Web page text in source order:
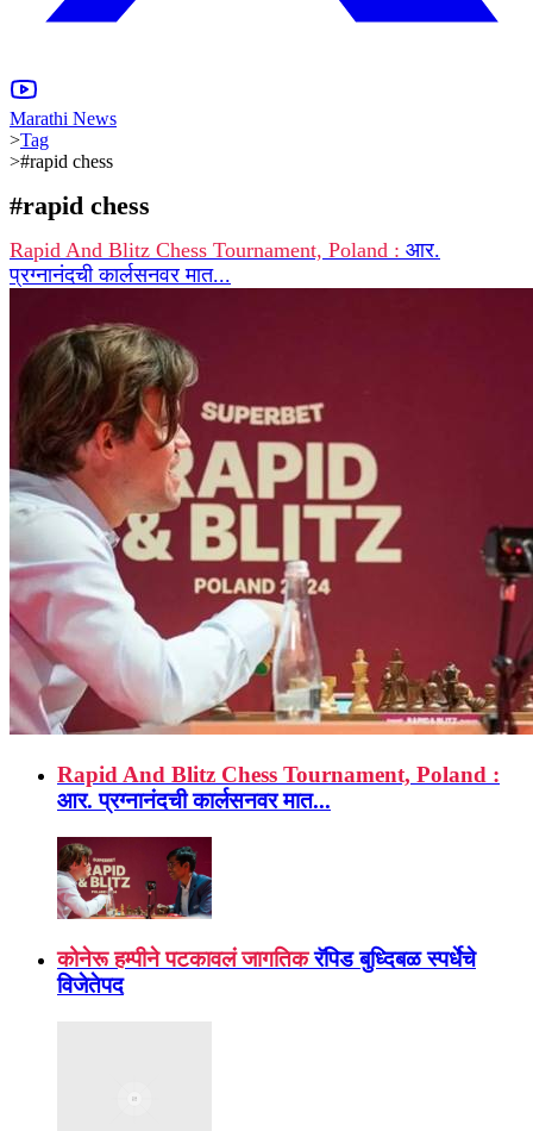
Marathi News
>Tag
>#rapid chess
#rapid chess
Rapid And Blitz Chess Tournament, Poland : आर.
प्रग्नानंदची कार्लसनवर मात...
Rapid And Blitz Chess Tournament, Poland :
आर. प्रग्नानंदची कार्लसनवर मात...
कोनेरू हम्पीने पटकावलं जागतिक रॅपिड बुध्दिबळ स्पर्धेचे
विजेतेपद